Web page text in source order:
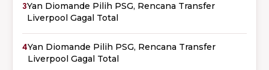
3Yan Diomande Pilih PSG, Rencana Transfer
Liverpool Gagal Total
4Yan Diomande Pilih PSG, Rencana Transfer
Liverpool Gagal Total